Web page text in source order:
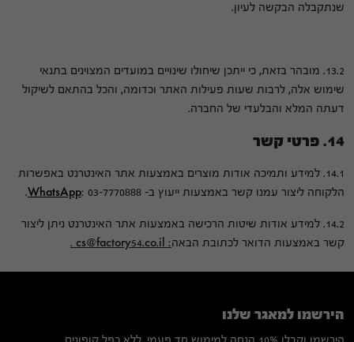
שנתקבלה הבקשה לעיון.
13.2. מובהר בזאת, כי ייתכן שיחולו שינויים במועדים המצוינים בתנאי
שימוש אלה, לרבות שעות פעילות האתר וכדומה, והכל בהתאם לשיקול
דעתה המלא והבלעדי של החברה.
14. פרטי קשר
14.1. למידע ותמיכה אודות מוצרים באמצעות אתר האינטרנט באפשרות
הלקוחה ליצור עמנו קשר באמצעות ייעוץ ב-
WhatsApp: 03-7770888.
14.2. למידע אודות שיטות הרכישה באמצעות אתר האינטרנט ניתן ליצור
קשר באמצעות הדואר לכתובת הבאה:
cs@factory54.co.il
.
הירשמו למאגר שלנו